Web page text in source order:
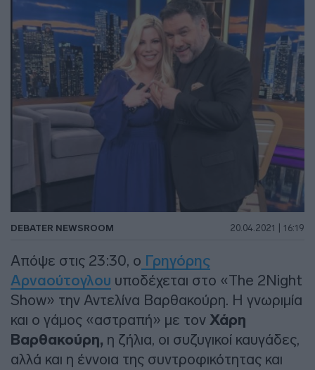
DEBATER NEWSROOM 20.04.2021 | 16:19
Απόψε στις 23:30, ο Γρηγόρης
Αρναούτογλου υποδέχεται στο «The 2Night
Show» την Αντελίνα Βαρθακούρη. Η γνωριμία
και ο γάμος «αστραπή» με τον Χάρη
Βαρθακούρη, η ζήλια, οι συζυγικοί καυγάδες,
αλλά και η έννοια της συντροφικότητας και